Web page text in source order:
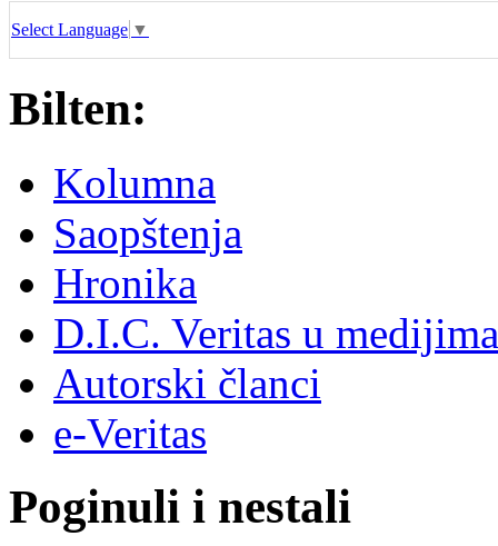
Select Language ▼
Bilten:
Kolumna
Saopštenja
Hronika
D.I.C. Veritas u medijima
Autorski članci
e-Veritas
Poginuli i nestali